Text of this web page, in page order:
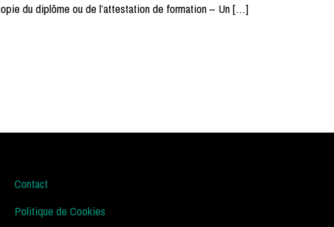
du diplôme ou de l’attestation de formation – Un […]
Contact
Politique de Cookies